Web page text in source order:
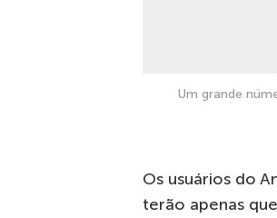
Um grande
Os usuários do
terão apenas